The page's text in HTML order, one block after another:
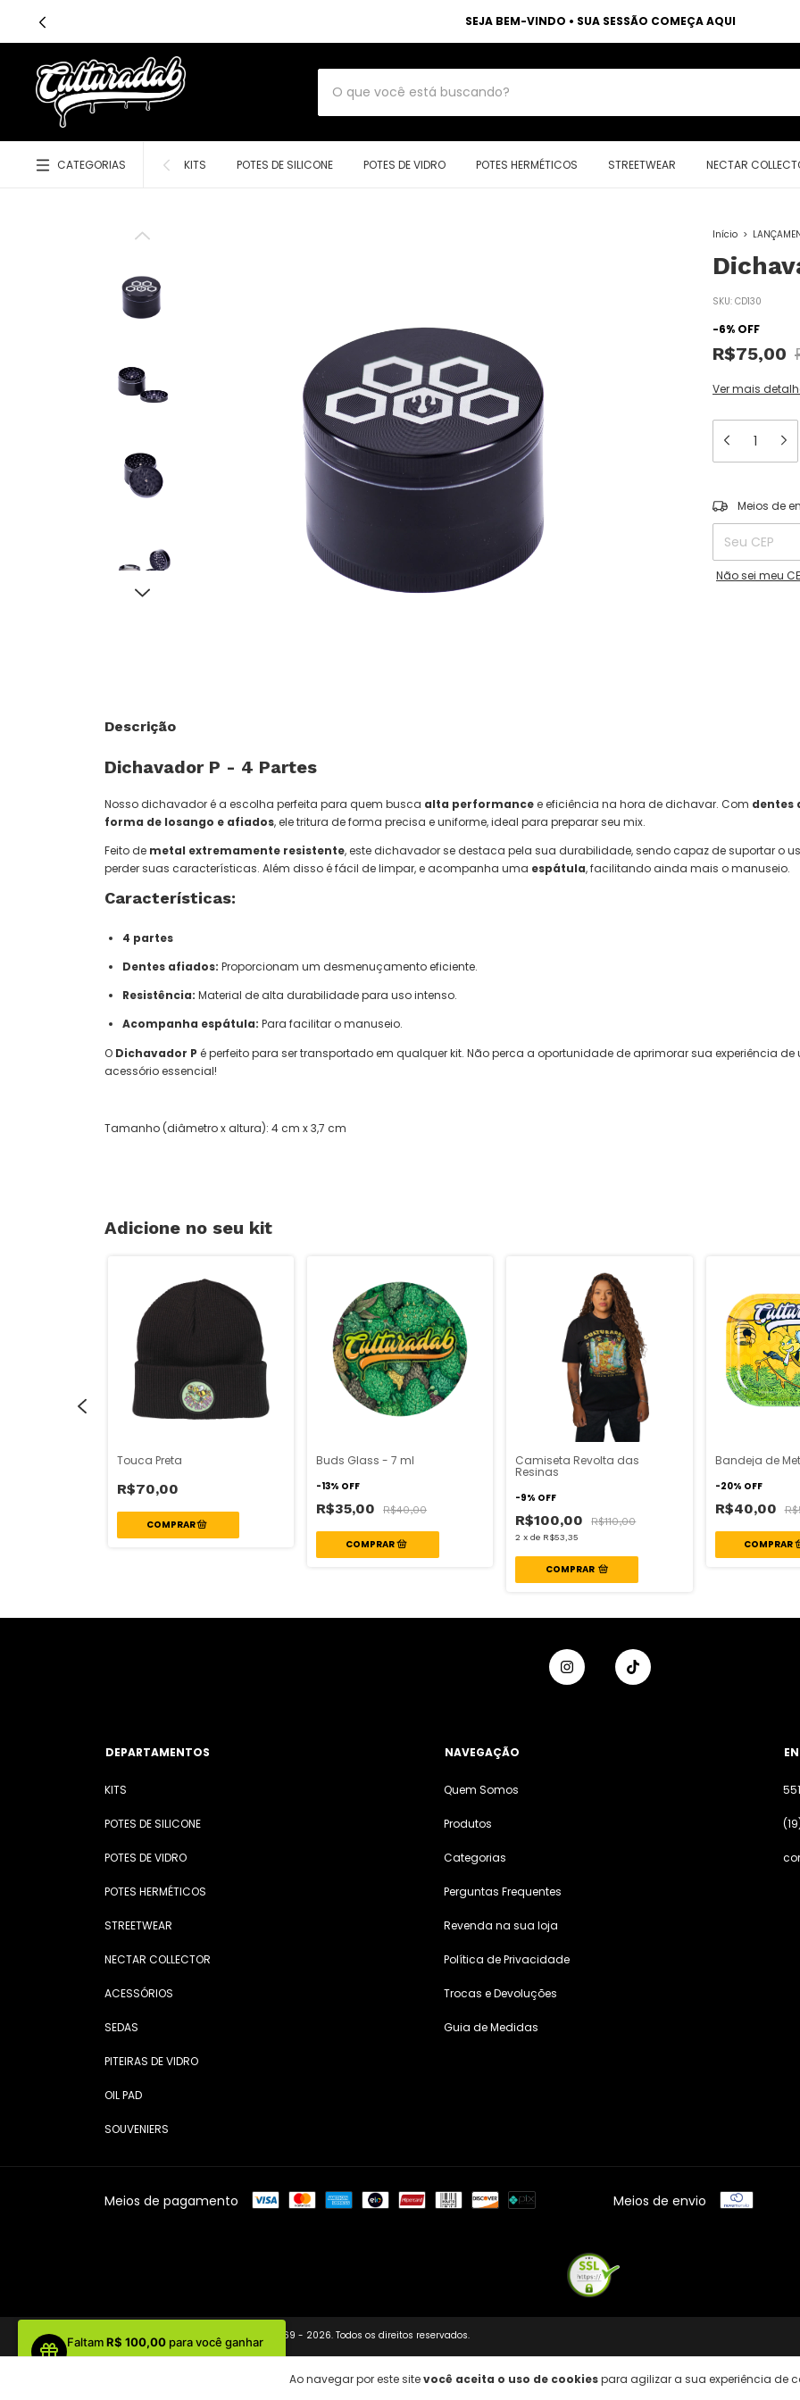
SEJA BEM-VINDO • SUA SESSÃO COMEÇA AQUI
CATEGORIAS KITS POTES DE SILICONE POTES DE VIDRO POTES HERMÉTICOS STREETWEAR NECTAR
Ao navegar por este sitevocê aceita o uso de cookiespara agilizar a sua experiência de
Início >
SKU: CD130
-6% OFF
R$75,00
Ver mais
Entregas para o
Meios de
Não sei meu
Descrição
Dichavador P - 4 Partes
Nosso dichavador é a escolha perfeita para quem busca alta performancee eficiência na hora de dichavar. Com dentes
forma de losango e afiados, ele tritura de forma precisa e uniforme, ideal para preparar seu mix.
Feito de metal extremamente resistente, este dichavador se destaca pela sua durabilidade, sendo capaz de suportar o
perder suas características. Além disso é fácil de limpar, e acompanha uma espátula, facilitando ainda mais o manuseio.
Características:
4 partes
Dentes afiados: Proporcionam um desmenuçamento eficiente.
Resistência: Material de alta durabilidade para uso intenso.
Acompanha espátula: Para facilitar o manuseio.
O Dichavador P é perfeito para ser transportado em qualquer kit. Não perca a oportunidade de aprimorar sua experiência de
acessório essencial!
Tamanho (diâmetro x altura): 4 cm x 3,7 cm
Adicione no seu kit
Touca Preta
R$70,00
Buds Glass - 7 ml
-13% OFF
R$35,00 R$40,00
Camiseta Revolta das
Resinas
-9% OFF
R$100,00 R$110,00
2 xde R$53,35
COMPRAR
Bandeja de
-20% OFF
R$40,00
DEPARTAMENTOS
KITS
POTES DE SILICONE
POTES DE VIDRO
POTES HERMÉTICOS
STREETWEAR
NECTAR COLLECTOR
ACESSÓRIOS
SEDAS
PITEIRAS DE VIDRO
OIL PAD
SOUVENIERS
NAVEGAÇÃO
Quem Somos
Produtos
Categorias
Perguntas Frequentes
Revenda na sua loja
Política de Privacidade
Trocas e Devoluções
Guia de Medidas
Meios de pagamento Meios de envio
Copyright Cultura Dab - 25123881000169 - 2026. Todos os direitos reservados.
FaltamR$ 100,00 para você ganhar
seu 1º brinde!